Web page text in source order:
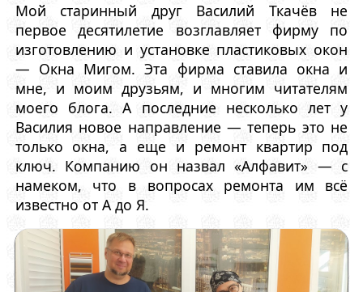
Мой старинный друг Василий Ткачёв не
первое десятилетие возглавляет фирму по
изготовлению и установке пластиковых окон
— Окна Мигом. Эта фирма ставила окна и
мне, и моим друзьям, и многим читателям
моего блога. А последние несколько лет у
Василия новое направление — теперь это не
только окна, а еще и ремонт квартир под
ключ. Компанию он назвал «Алфавит» — с
намеком, что в вопросах ремонта им всё
известно от А до Я.